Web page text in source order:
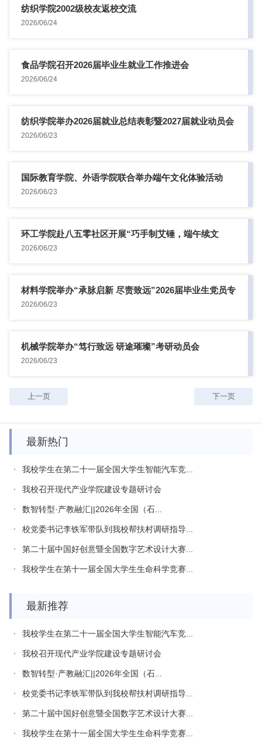
纺织学院2002级校友返校交流
2026/06/24
食品学院召开2026届毕业生就业工作推进会
2026/06/24
纺织学院举办2026届就业总结表彰暨2027届就业动员会
2026/06/23
国际教育学院、外语学院联合举办端午文化体验活动
2026/06/23
环工学院赴八五零社区开展“巧手制艾锤，端午续文
脉”实践活动
2026/06/23
材料学院举办“承脉启新 尽责致远”2026届毕业生党员专
题党...
2026/06/23
机械学院举办“笃行致远 研途璀璨”考研动员会
2026/06/23
上一页 下一页
最新热门
我校学生在第二十一届全国大学生智能汽车竞...
我校召开现代产业学院建设专题研讨会
数智转型·产教融汇||2026年全国（石...
校党委书记李铁军带队到我校帮扶村调研指导...
第二十届中国好创意暨全国数字艺术设计大赛...
我校学生在第十一届全国大学生生命科学竞赛...
最新推荐
我校学生在第二十一届全国大学生智能汽车竞...
我校召开现代产业学院建设专题研讨会
数智转型·产教融汇||2026年全国（石...
校党委书记李铁军带队到我校帮扶村调研指导...
第二十届中国好创意暨全国数字艺术设计大赛...
我校学生在第十一届全国大学生生命科学竞赛...